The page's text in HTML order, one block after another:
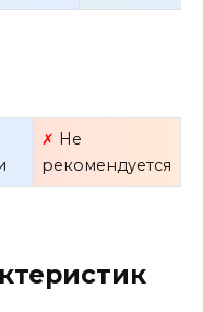
✗ Не
рекомендуется